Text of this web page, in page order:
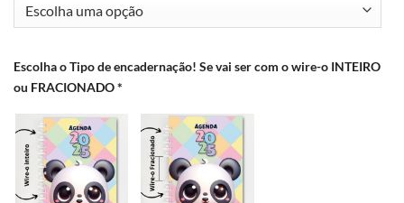
Escolha o Tipo de encadernação! Se vai ser com o wire-o INTEIRO
ou FRACIONADO*